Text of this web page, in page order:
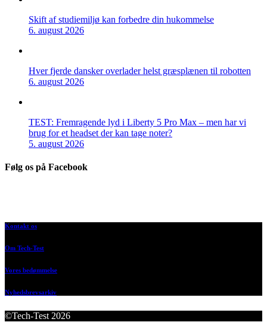
Skift af studiemiljø kan forbedre din hukommelse
6. august 2026
Hver fjerde dansker overlader helst græsplænen til robotten
6. august 2026
TEST: Fremragende lyd i Liberty 5 Pro Max – men har vi
brug for et headset der kan tage noter?
5. august 2026
Følg os på Facebook
Kontakt os
Om Tech-Test
Vores bedømmelse
Nyhedsbrevsarkiv
©Tech-Test 2026